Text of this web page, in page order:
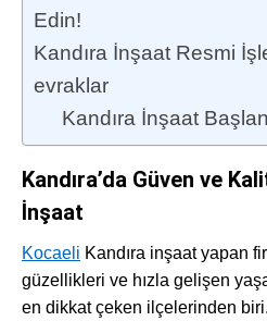
Edin!
Kandıra İnşaat Resmi
evraklar
Kandıra İnşaat
Kandıra’da Güven ve
İnşaat
Kocaeli Kandıra inşaat yapan
güzellikleri ve hızla gelişen
en dikkat çeken ilçelerinden